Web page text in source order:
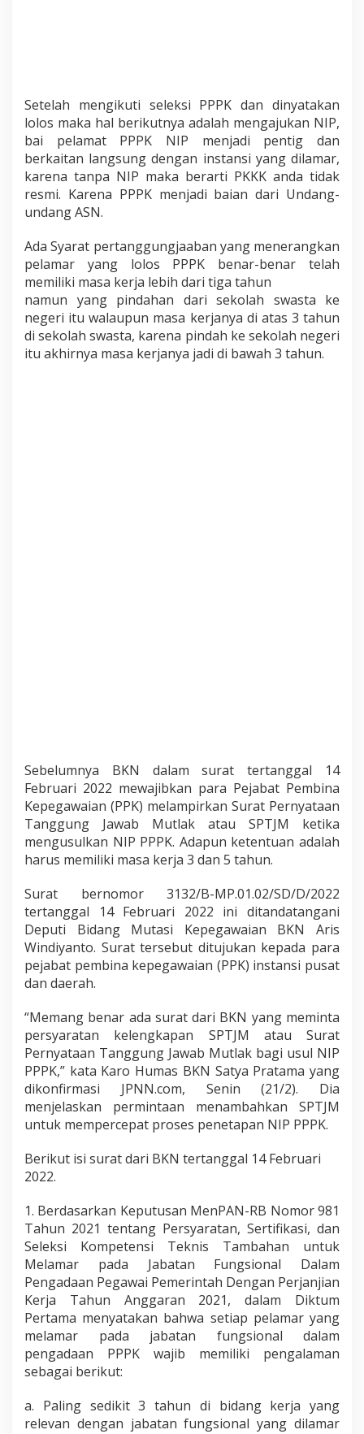
Setelah mengikuti seleksi PPPK dan dinyatakan
lolos maka hal berikutnya adalah mengajukan NIP,
bai pelamat PPPK NIP menjadi pentig dan
berkaitan langsung dengan instansi yang dilamar,
karena tanpa NIP maka berarti PKKK anda tidak
resmi. Karena PPPK menjadi baian dari Undang-
undang ASN.
Ada Syarat pertanggungjaaban yang menerangkan
pelamar yang lolos PPPK benar-benar telah
memiliki masa kerja lebih dari tiga tahun
namun yang pindahan dari sekolah swasta ke
negeri itu walaupun masa kerjanya di atas 3 tahun
di sekolah swasta, karena pindah ke sekolah negeri
itu akhirnya masa kerjanya jadi di bawah 3 tahun.
Sebelumnya BKN dalam surat tertanggal 14
Februari 2022 mewajibkan para Pejabat Pembina
Kepegawaian (PPK) melampirkan Surat Pernyataan
Tanggung Jawab Mutlak atau SPTJM ketika
mengusulkan NIP PPPK. Adapun ketentuan adalah
harus memiliki masa kerja 3 dan 5 tahun.
Surat bernomor 3132/B-MP.01.02/SD/D/2022
tertanggal 14 Februari 2022 ini ditandatangani
Deputi Bidang Mutasi Kepegawaian BKN Aris
Windiyanto. Surat tersebut ditujukan kepada para
pejabat pembina kepegawaian (PPK) instansi pusat
dan daerah.
“Memang benar ada surat dari BKN yang meminta
persyaratan kelengkapan SPTJM atau Surat
Pernyataan Tanggung Jawab Mutlak bagi usul NIP
PPPK,” kata Karo Humas BKN Satya Pratama yang
dikonfirmasi JPNN.com, Senin (21/2). Dia
menjelaskan permintaan menambahkan SPTJM
untuk mempercepat proses penetapan NIP PPPK.
Berikut isi surat dari BKN tertanggal 14 Februari
2022.
1. Berdasarkan Keputusan MenPAN-RB Nomor 981
Tahun 2021 tentang Persyaratan, Sertifikasi, dan
Seleksi Kompetensi Teknis Tambahan untuk
Melamar pada Jabatan Fungsional Dalam
Pengadaan Pegawai Pemerintah Dengan Perjanjian
Kerja Tahun Anggaran 2021, dalam Diktum
Pertama menyatakan bahwa setiap pelamar yang
melamar pada jabatan fungsional dalam
pengadaan PPPK wajib memiliki pengalaman
sebagai berikut:
a. Paling sedikit 3 tahun di bidang kerja yang
relevan dengan jabatan fungsional yang dilamar